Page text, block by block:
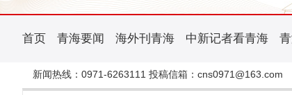
首页 青海要闻 海外刊青海 中新记者看青海
新闻热线：0971-6263111 投稿信箱：cns0971@163.com